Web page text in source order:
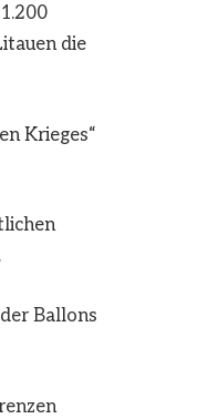
die
Krieges“
Ballons